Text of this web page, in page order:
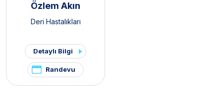
Özlem Akın
Deri Hastalıkları
Detaylı Bilgi
Randevu